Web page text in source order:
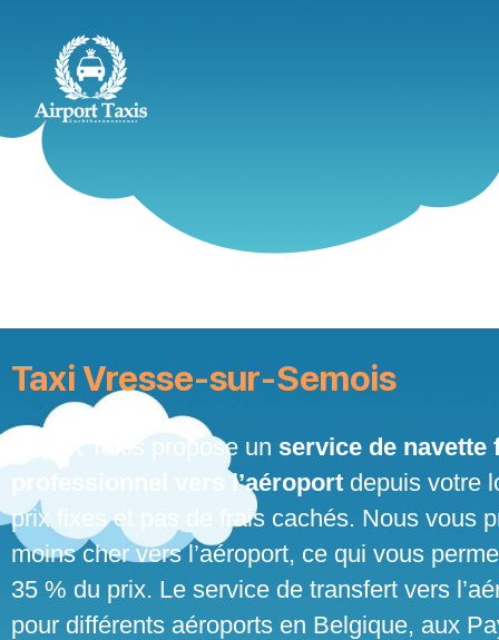
Taxi Vresse-sur-Semois
Airport Taxis propose un service de navette
professionnel vers l’aéroport depuis votre
prix fixes et pas de frais cachés. Nous vous
moins cher vers l’aéroport, ce qui vous
35 % du prix. Le service de transfert vers
pour différents aéroports en Belgique, aux